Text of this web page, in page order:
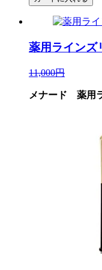
薬用ラインズ
11,000円
メナード 薬用